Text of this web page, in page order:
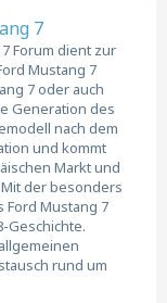
7
Forum dient zur
Mustang 7
7 oder auch
Generation des
nach dem
und kommt
Markt und
der besonders
Ford Mustang 7
Geschichte.
rund um